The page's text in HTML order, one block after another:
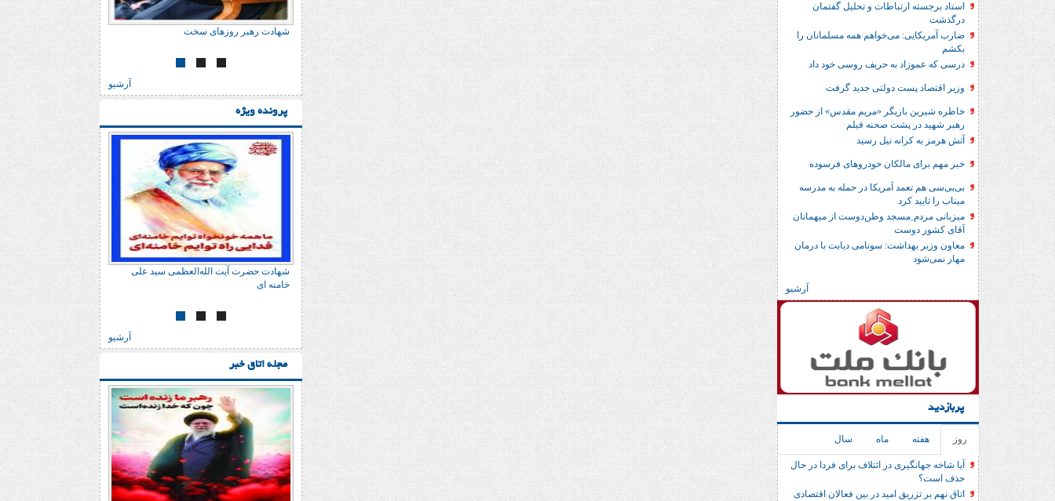
استاد برجسته ارتباطات و تحلیل گفتمان
درگذشت
ضارب آمریکایی: می‌خواهم همه مسلمانان را
بکشم
درسی که عموزاد به حریف روسی خود داد
وزیر اقتصاد پست دولتی جدید گرفت
خاطره شیرین بازیگر «مریم مقدس» از حضور
رهبر شهید در پشت صحنه فیلم
آتش هرمز به کرانه نیل رسید
خبر مهم برای مالکان خودروهای فرسوده
بی‌بی‌سی هم تعمد آمریکا در حمله به مدرسه
میناب را تایید کرد
میزبانی مردم ِمسجد وطن‌دوست از میهمانان
آقای کشور دوست
معاون وزیر بهداشت: سونامی دیابت با درمان
مهار نمی‌شود
آرشیو
پربازدید
روز هفته ماه سال
آیا شاخه جهانگیری در ائتلاف برای فردا در حال
حذف است؟
اتاق نهم بر تزریق امید در بین فعالان اقتصادی
شهادت رهبر روزهای سخت
آرشیو
پرونده ویژه
شهادت حضرت آیت الله‌العظمی سید علی
خامنه ای
خامنه ای
خامنه ای
آرشیو
مجله اتاق خبر